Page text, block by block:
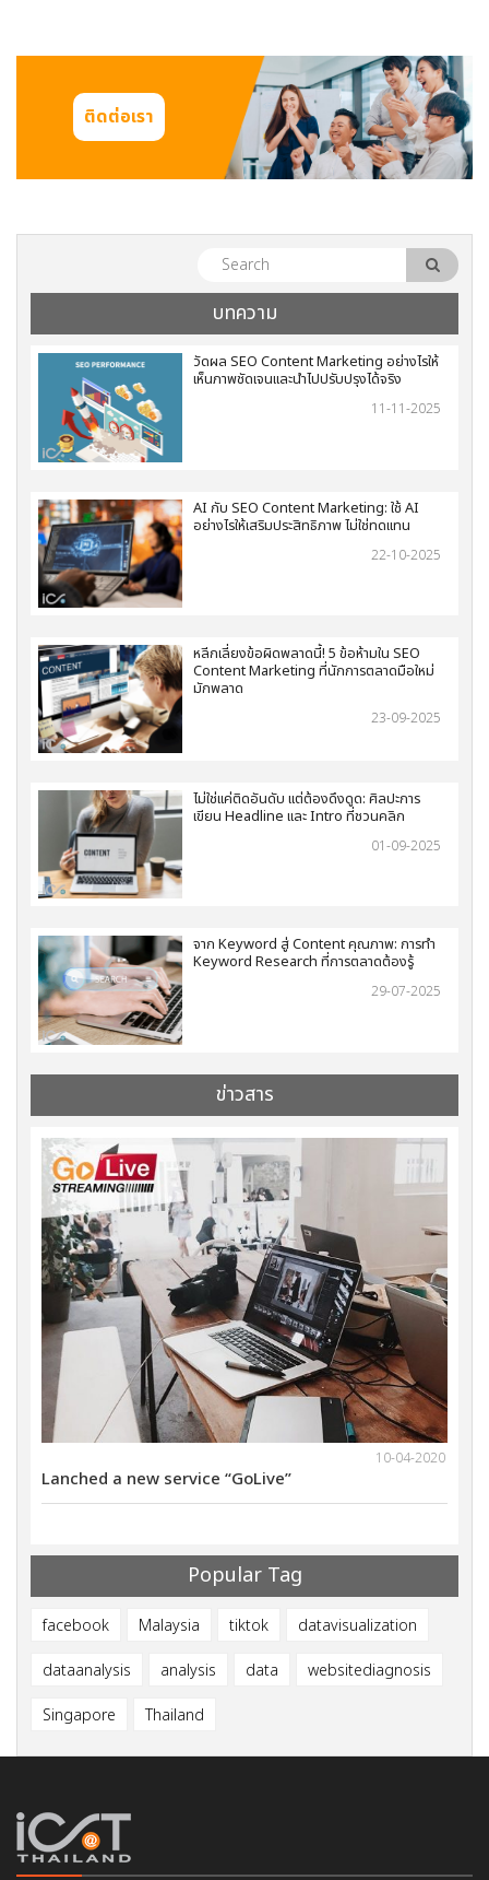
ติดต่อเรา
บทความ
วัดผล SEO Content Marketing อย่างไรให้
เห็นภาพชัดเจนและนำไปปรับปรุงได้จริง
11-11-2025
AI กับ SEO Content Marketing: ใช้ AI
อย่างไรให้เสริมประสิทธิภาพ ไม่ใช่ทดแทน
22-10-2025
หลีกเลี่ยงข้อผิดพลาดนี้! 5 ข้อห้ามใน SEO
Content Marketing ที่นักการตลาดมือใหม่
มักพลาด
23-09-2025
ไม่ใช่แค่ติดอันดับ แต่ต้องดึงดูด: ศิลปะการ
เขียน Headline และ Intro ที่ชวนคลิก
01-09-2025
จาก Keyword สู่ Content คุณภาพ: การทำ
Keyword Research ที่การตลาดต้องรู้
29-07-2025
ข่าวสาร
10-04-2020
Lanched a new service “GoLive”
Popular Tag
facebook Malaysia tiktok
datavisualization
dataanalysis
analysis data
websitediagnosis
Singapore
Thailand